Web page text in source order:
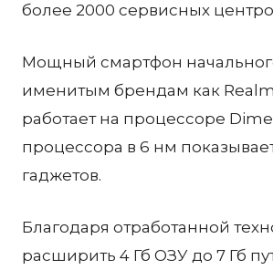
более 2000 сервисных
Мощный смартфон
именитым брендам как
работает на процессоре
процессора в 6 нм
гаджетов.
Благодаря отработанной
расширить 4 Гб ОЗУ до 7 Гб